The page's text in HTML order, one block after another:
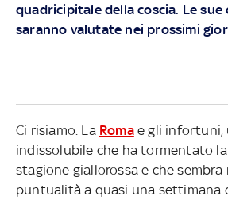
quadricipitale della coscia. Le sue
saranno valutate nei prossimi
Ci risiamo. La Romae gli infortuni,
indissolubile che ha tormentato
stagione giallorossa e che
puntualità a quasi una settimana